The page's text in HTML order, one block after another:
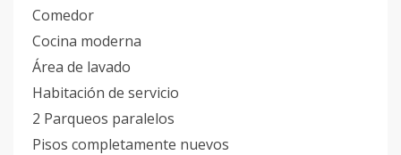
Comedor
Cocina moderna
Área de lavado
Habitación de servicio
2 Parqueos paralelos
Pisos completamente nuevos